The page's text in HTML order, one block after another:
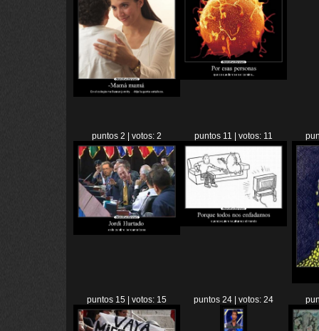
puntos 2 | votos: 2 puntos 11 | votos: 11
puntos 15 | votos: 15 puntos 24 | votos: 24